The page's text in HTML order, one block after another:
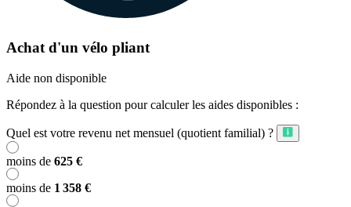
Achat d'un vélo pliant
Aide non disponible
Répondez à la question pour calculer les aides disponibles :
Quel est votre revenu net mensuel (quotient familial) ?
moins de 625 €
moins de 1 358 €